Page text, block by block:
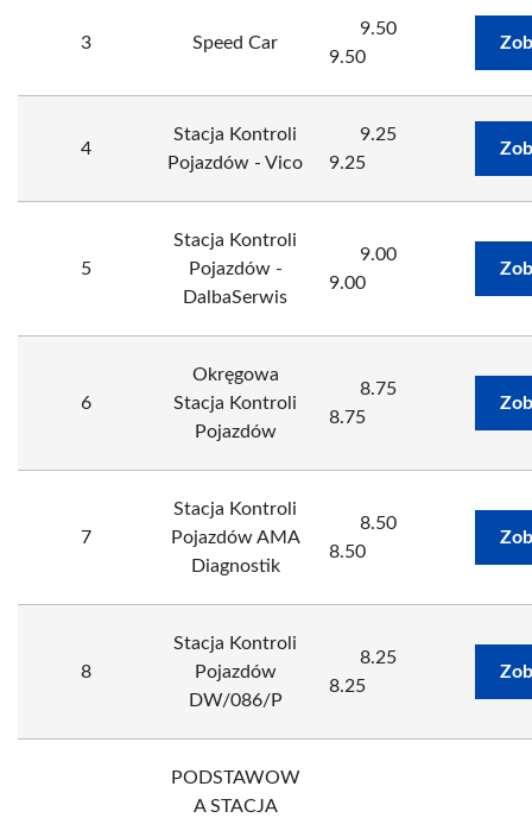
3 Speed Car
9.50
9.50
4
Stacja Kontroli
Pojazdów - Vico
9.25
9.25
5
Stacja Kontroli
Pojazdów -
DalbaSerwis
9.00
9.00
6
Okręgowa
Stacja Kontroli
Pojazdów
8.75
8.75
7
Stacja Kontroli
Pojazdów AMA
Diagnostik
8.50
8.50
8
Stacja Kontroli
Pojazdów
DW/086/P
8.25
8.25
PODSTAWOW
A STACJA